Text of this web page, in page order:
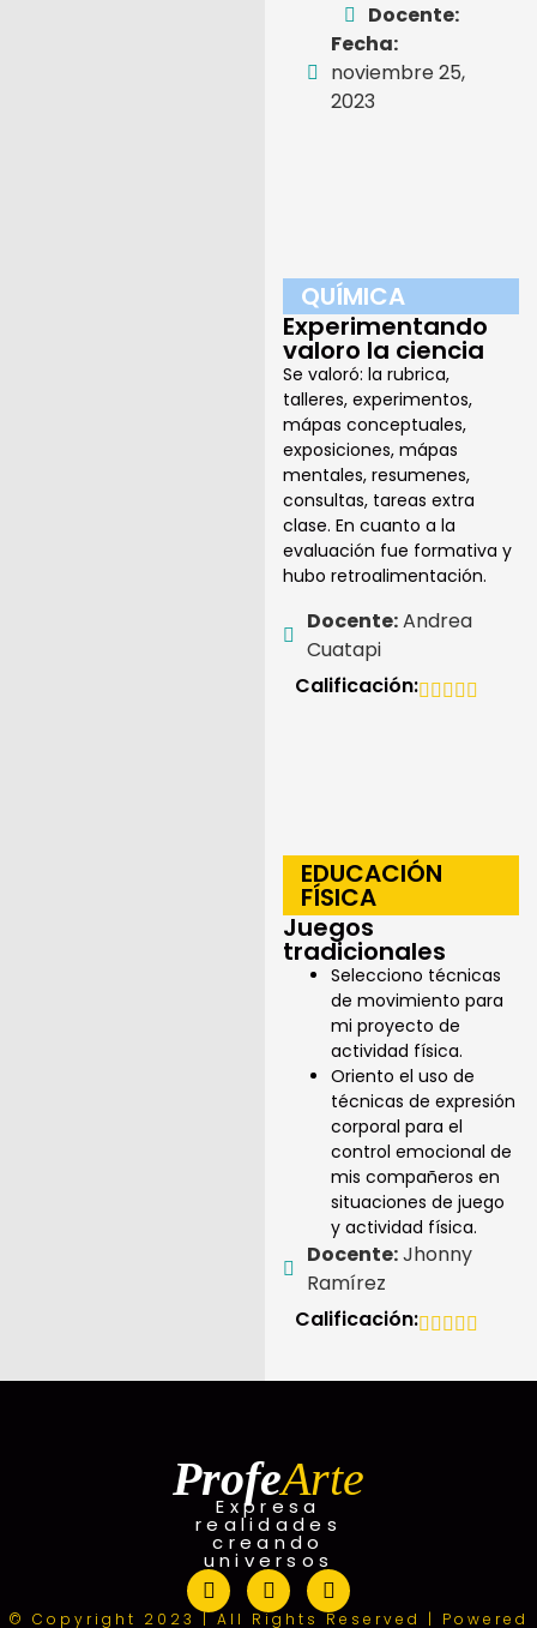
Docente:
Fecha:
noviembre 25,
2023
QUÍMICA
Experimentando
valoro la ciencia
Se valoró: la rubrica,
talleres, experimentos,
mápas conceptuales,
exposiciones, mápas
mentales, resumenes,
consultas, tareas extra
clase. En cuanto a la
evaluación fue formativa y
hubo retroalimentación.
Docente:Andrea
Cuatapi
Calificación:
EDUCACIÓN
FÍSICA
Juegos
tradicionales
Selecciono técnicas
de movimiento para
mi proyecto de
actividad física.
Oriento el uso de
técnicas de expresión
corporal para el
control emocional de
mis compañeros en
situaciones de juego
y actividad física.
Docente:Jhonny
Ramírez
Calificación:
ProfeArte
Expresa
realidades
creando
universos
© Copyright 2023 | All Rights Reserved | Powered